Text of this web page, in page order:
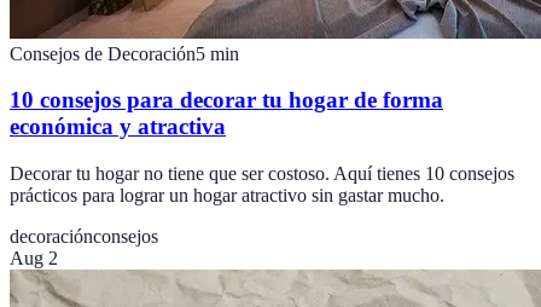
Consejos de Decoración5 min
10 consejos para decorar tu hogar de forma
económica y atractiva
Decorar tu hogar no tiene que ser costoso. Aquí tienes 10 consejos
prácticos para lograr un hogar atractivo sin gastar mucho.
decoraciónconsejos
Aug 2